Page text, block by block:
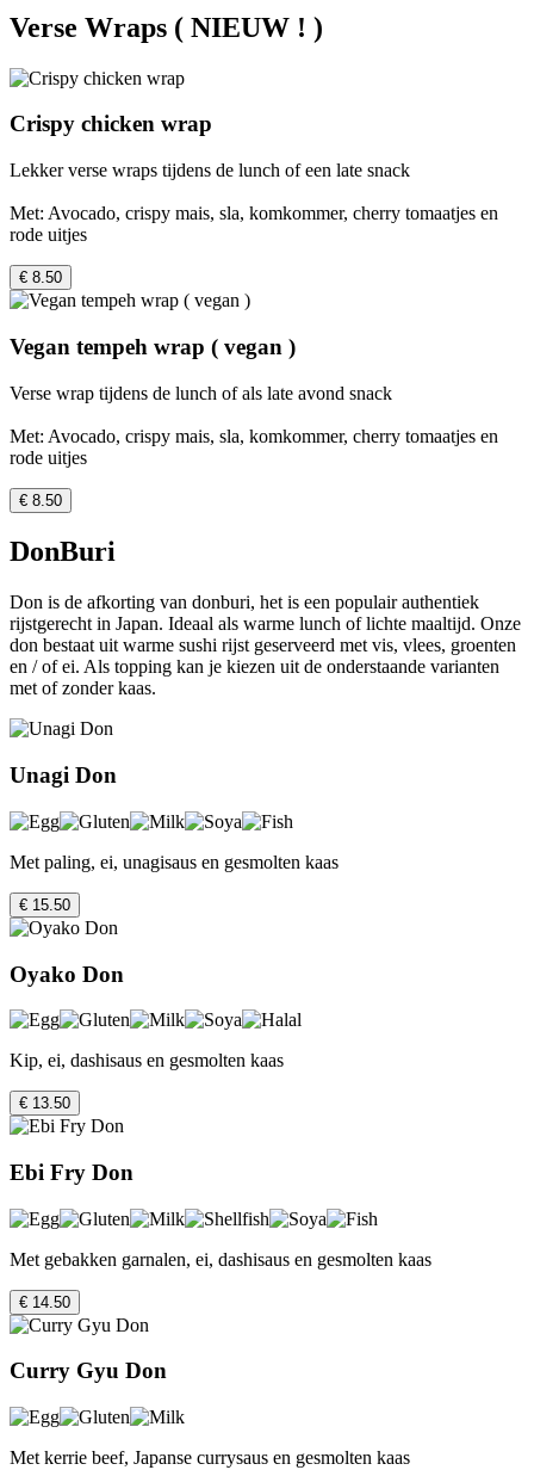
Verse Wraps ( NIEUW ! )
Crispy chicken wrap
Lekker verse wraps tijdens de lunch of een late snack
Met: Avocado, crispy mais, sla, komkommer, cherry tomaatjes en
rode uitjes
€ 8.50
Vegan tempeh wrap ( vegan )
Verse wrap tijdens de lunch of als late avond snack
Met: Avocado, crispy mais, sla, komkommer, cherry tomaatjes en
rode uitjes
€ 8.50
DonBuri
Don is de afkorting van donburi, het is een populair authentiek
rijstgerecht in Japan. Ideaal als warme lunch of lichte maaltijd. Onze
don bestaat uit warme sushi rijst geserveerd met vis, vlees, groenten
en / of ei. Als topping kan je kiezen uit de onderstaande varianten
met of zonder kaas.
Unagi Don
Met paling, ei, unagisaus en gesmolten kaas
€ 15.50
Oyako Don
Kip, ei, dashisaus en gesmolten kaas
€ 13.50
Ebi Fry Don
Met gebakken garnalen, ei, dashisaus en gesmolten kaas
€ 14.50
Curry Gyu Don
Met kerrie beef, Japanse currysaus en gesmolten kaas